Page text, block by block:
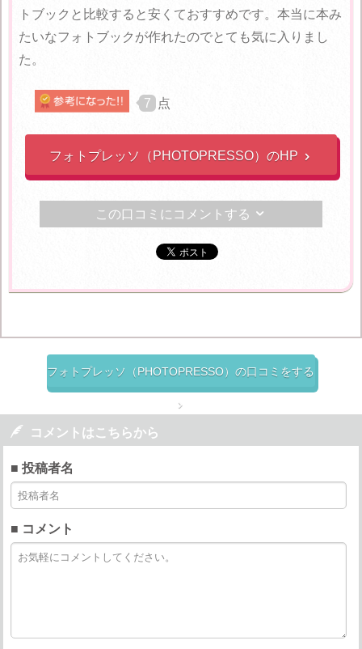
トブックと比較すると安くておすすめです。本当に本み
たいなフォトブックが作れたのでとても気に入りまし
た。
7 点
フォトプレッソ（PHOTOPRESSO）のHP 
この口コミにコメントする 
フォトプレッソ（PHOTOPRESSO）の口コミをする

 コメントはこちらから
■ 投稿者名
■ コメント